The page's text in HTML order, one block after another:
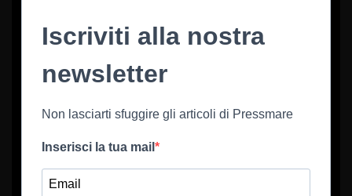
Iscriviti alla nostra
newsletter
Non lasciarti sfuggire gli articoli di Pressmare
Inserisci la tua mail